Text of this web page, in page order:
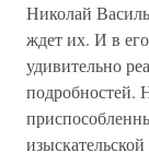
Николай
ждет их. И в
удивительно
подробностей.